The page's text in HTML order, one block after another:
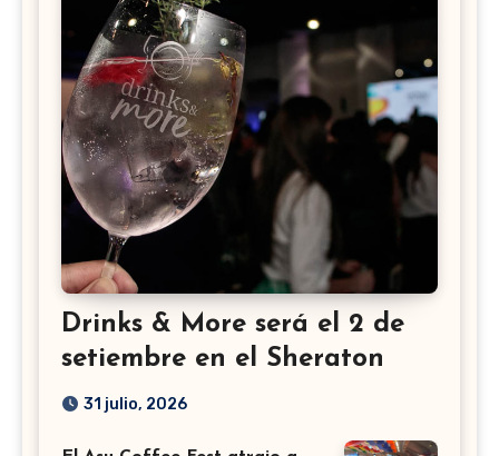
Drinks & More será el 2 de
setiembre en el Sheraton
31 julio, 2026